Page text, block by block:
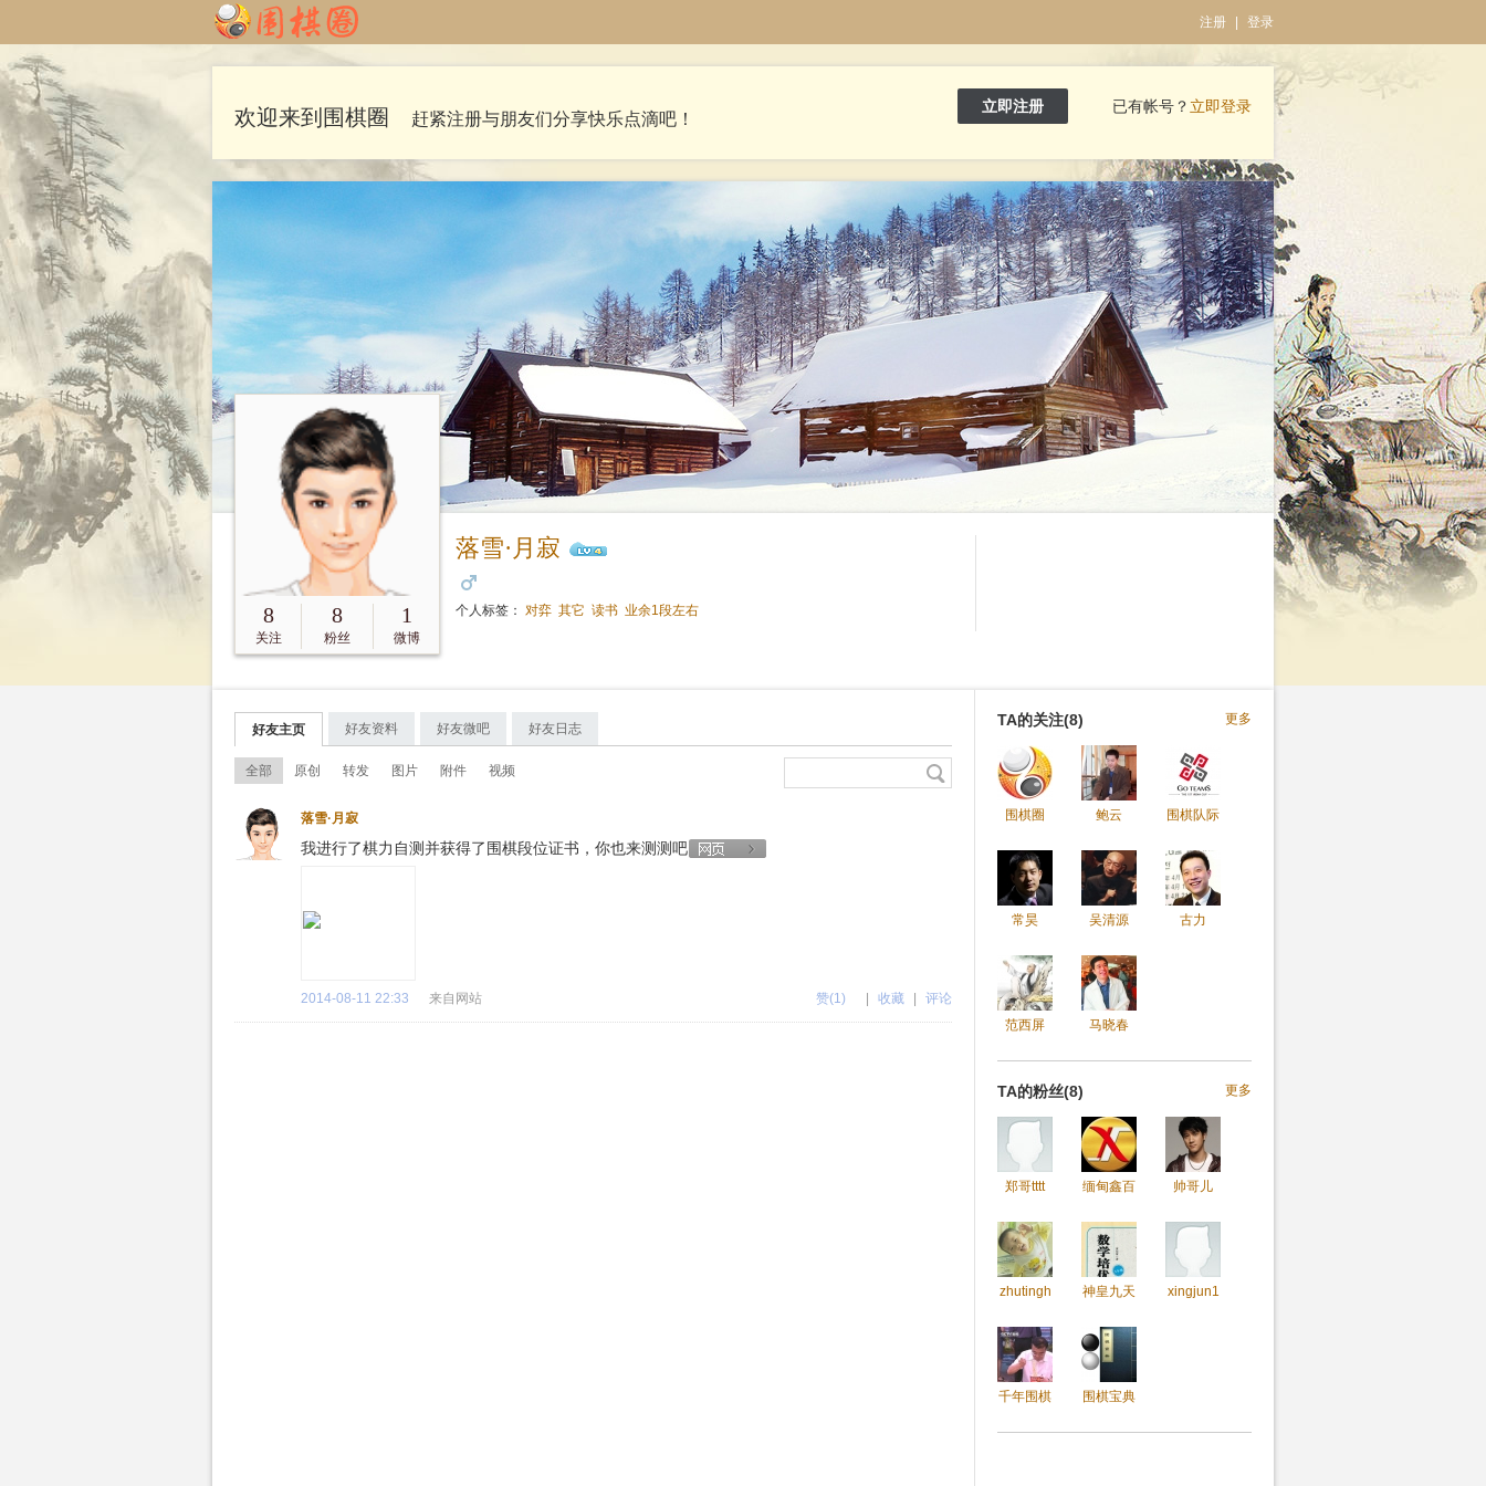
注册 登录
立即注册 已有帐号？ 立即登录
欢迎来到围棋圈 赶紧注册与朋友们分享快乐点滴吧！
8
关注
8
粉丝
1
微博
落雪·月寂
个人标签： 对弈 其它 读书 业余1段左右
更多
TA的关注(8)
围棋圈 鲍云 围棋队际
常昊 吴清源 古力
范西屏 马晓春
更多
TA的粉丝(8)
郑哥tttt 缅甸鑫百 帅哥儿
zhutingh 神皇九天 xingjun1
千年围棋 围棋宝典
好友主页 好友资料 好友微吧 好友日志
全部 原创 转发 图片 附件 视频
落雪·月寂
我进行了棋力自测并获得了围棋段位证书，你也来测测吧
赞(1) 收藏 评论
2014-08-11 22:33 来自网站